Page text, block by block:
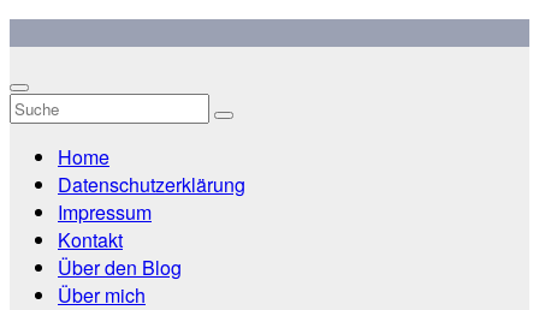
springen
Home
Datenschutzerklärung
Impressum
Kontakt
Über den Blog
Über mich